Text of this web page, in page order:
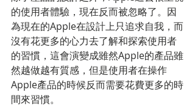
的使用者體驗，現在反而被忽略了。因
為現在的Apple在設計上只追求自我，而
沒有花更多的心力去了解和探索使用者
的習慣，這會演變成雖然Apple的產品雖
然越做越有質感，但是使用者在操作
Apple產品的時候反而需要花費更多的時
間來習慣。